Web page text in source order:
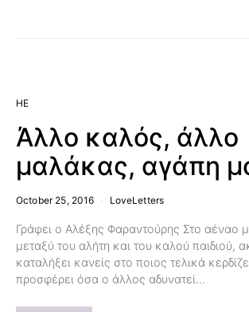
HE
Άλλο καλός, άλλο
μαλάκας, αγάπη
October 25, 2016 LoveLetters
Γράφει ο Αλέξης Φαραντούρης Στο αέναο
μεταξύ του αλήτη και του καλού παιδιού,
καταλήξει κανείς στο ποιος τελικά
προσφέρει όσα ο άλλος αδυνατεί…